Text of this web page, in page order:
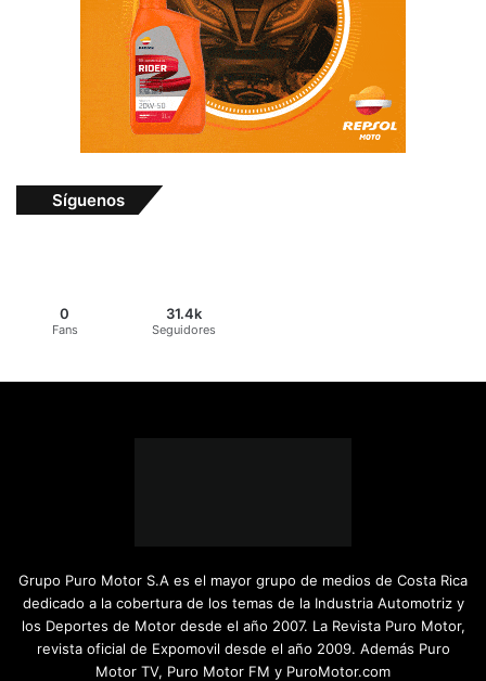
Síguenos
0
Fans
31.4k
Seguidores
Grupo Puro Motor S.A es el mayor grupo de medios de Costa Rica
dedicado a la cobertura de los temas de la Industria Automotriz y
los Deportes de Motor desde el año 2007. La Revista Puro Motor,
revista oficial de Expomovil desde el año 2009. Además Puro
Motor TV, Puro Motor FM y PuroMotor.com